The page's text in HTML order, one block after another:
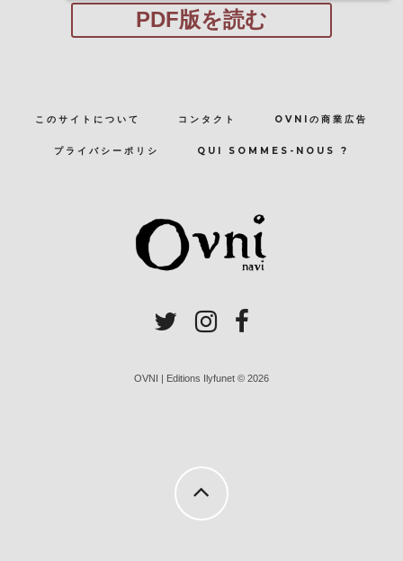
PDF版を読む
このサイトについて コンタクト OVNIの商業広告
プライバシーポリシ QUI SOMMES-NOUS ?
OVNI | Editions Ilyfunet © 2026